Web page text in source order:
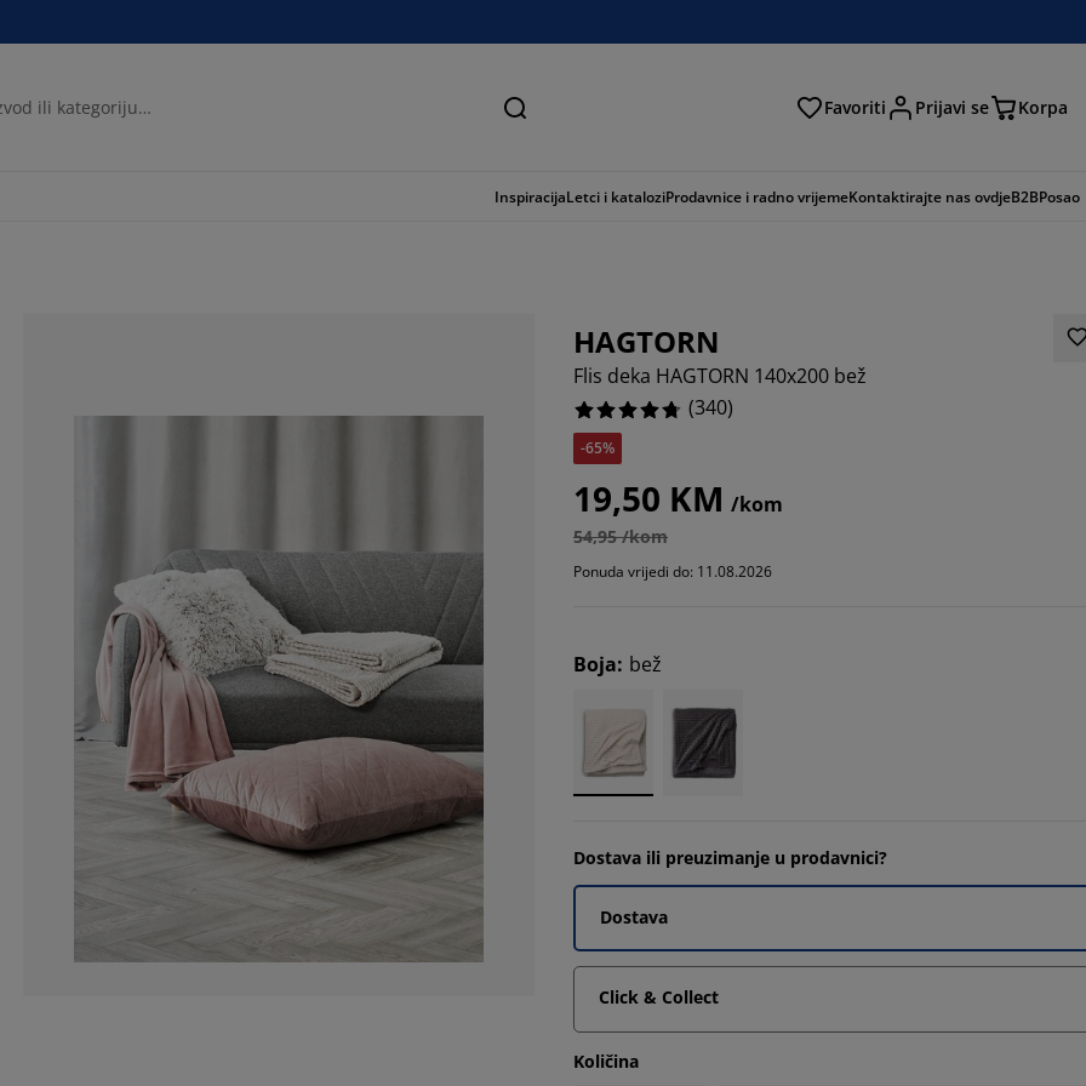
Traži Favoriti Prijavi se Korpa
InspiracijaLetci i kataloziProdavnice i radno vrijemeKontaktirajte nas ovdjeB2BPosao
HAGTORN
Flis deka HAGTORN 140x200 bež
(340)
-65%
19,50 KM /kom
54,95 /kom
Ponuda vrijedi do: 11.08.2026
Boja: bež
Dostava ili preuzimanje u prodavnici?
Dostava
Click & Collect
Količina
9.411764705882353%
1.7647058823529411%
2.6470588235294117%
2.3529411764705883%